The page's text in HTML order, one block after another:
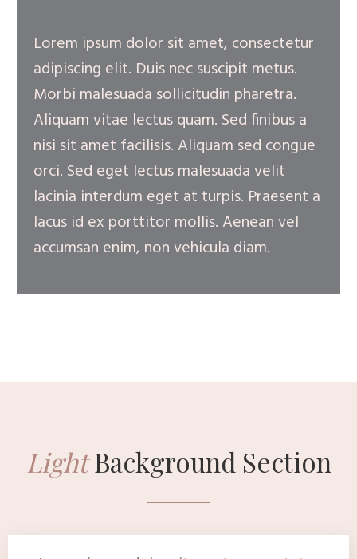
Lorem ipsum dolor sit amet, consectetur
adipiscing elit. Duis nec suscipit metus.
Morbi malesuada sollicitudin pharetra.
Aliquam vitae lectus quam. Sed finibus a
nisi sit amet facilisis. Aliquam sed congue
orci. Sed eget lectus malesuada velit
lacinia interdum eget at turpis. Praesent a
lacus id ex porttitor mollis. Aenean vel
accumsan enim, non vehicula diam.
LightBackground Section